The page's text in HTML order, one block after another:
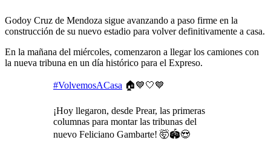
Godoy Cruz de Mendoza sigue avanzando a paso firme en la
construcción de su nuevo estadio para volver definitivamente a casa.
En la mañana del miércoles, comenzaron a llegar los camiones con
la nueva tribuna en un día histórico para el Expreso.
#VolvemosACasa 🏠💙🤍💙
¡Hoy llegaron, desde Prear, las primeras
columnas para montar las tribunas del
nuevo Feliciano Gambarte! 🤯🏟️😍